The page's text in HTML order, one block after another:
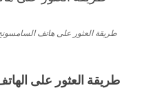
طريقة العثور على هاتف
طريقة العثور على